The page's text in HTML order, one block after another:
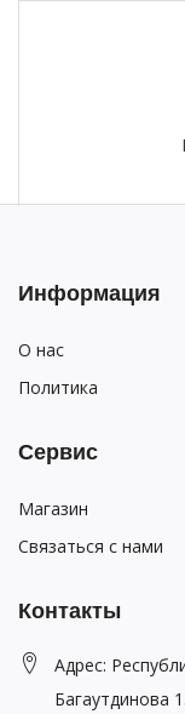
Информация
О нас
Политика
Сервис
Магазин
Связаться с нами
Контакты
Адрес:
Багаутдинова